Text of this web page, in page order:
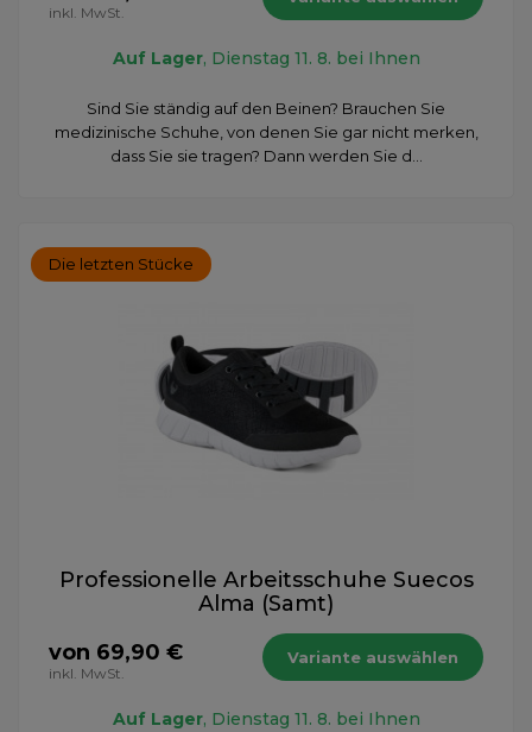
inkl. MwSt.
Auf Lager, Dienstag 11. 8. bei Ihnen
Sind Sie ständig auf den Beinen? Brauchen Sie
medizinische Schuhe, von denen Sie gar nicht merken,
dass Sie sie tragen? Dann werden Sie d...
Die letzten Stücke
Professionelle Arbeitsschuhe Suecos
Alma (Samt)
von 69,90 €
inkl. MwSt.
Variante auswählen
Auf Lager, Dienstag 11. 8. bei Ihnen